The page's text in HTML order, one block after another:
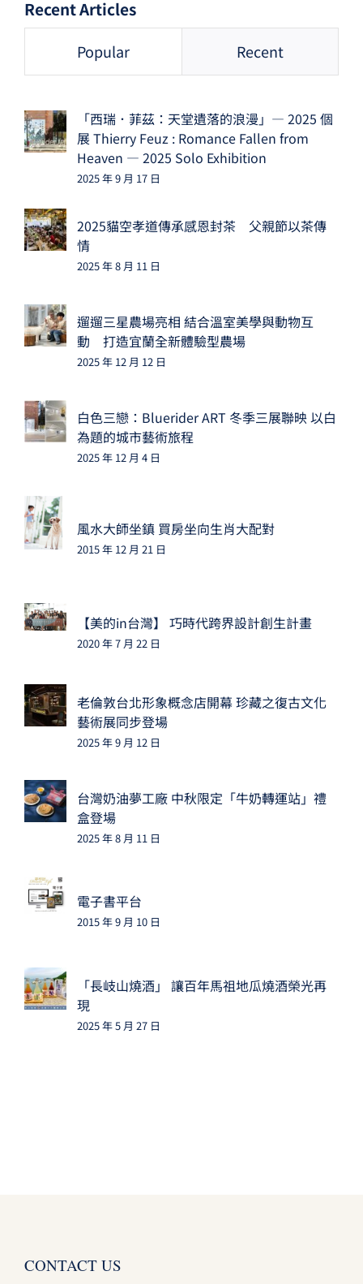
Recent Articles
Popular Recent
「西瑞．菲茲：天堂遺落的浪漫」— 2025 個
展 Thierry Feuz : Romance Fallen from
Heaven — 2025 Solo Exhibition
2025 年 9 月 17 日
2025貓空孝道傳承感恩封茶 父親節以茶傳
情
2025 年 8 月 11 日
遛遛三星農場亮相 結合溫室美學與動物互
動 打造宜蘭全新體驗型農場
2025 年 12 月 12 日
白色三戀：Bluerider ART 冬季三展聯映 以白
為題的城市藝術旅程
2025 年 12 月 4 日
風水大師坐鎮 買房坐向生肖大配對
2015 年 12 月 21 日
【美的in台灣】 巧時代跨界設計創生計畫
2020 年 7 月 22 日
老倫敦台北形象概念店開幕 珍藏之復古文化
藝術展同步登場
2025 年 9 月 12 日
台灣奶油夢工廠 中秋限定「牛奶轉運站」禮
盒登場
2025 年 8 月 11 日
電子書平台
2015 年 9 月 10 日
「長岐山燒酒」 讓百年馬祖地瓜燒酒榮光再
現
2025 年 5 月 27 日
CONTACT US